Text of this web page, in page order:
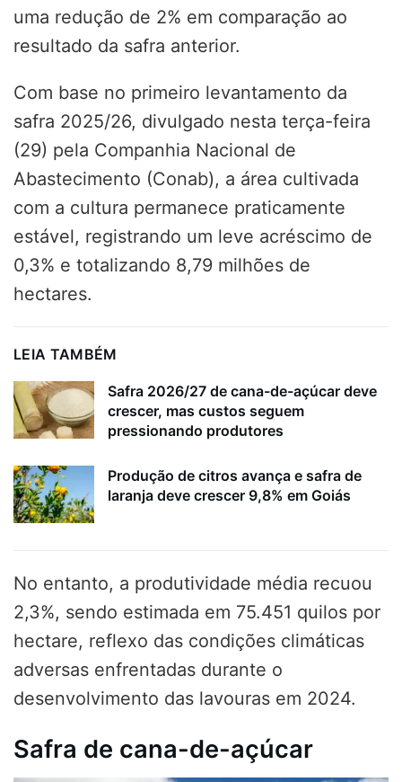
uma redução de 2% em comparação ao
resultado da safra anterior.
Com base no primeiro levantamento da
safra 2025/26, divulgado nesta terça-feira
(29) pela Companhia Nacional de
Abastecimento (Conab), a área cultivada
com a cultura permanece praticamente
estável, registrando um leve acréscimo de
0,3% e totalizando 8,79 milhões de
hectares.
LEIA TAMBÉM
Safra 2026/27 de cana-de-açúcar deve
crescer, mas custos seguem
pressionando produtores
Produção de citros avança e safra de
laranja deve crescer 9,8% em Goiás
No entanto, a produtividade média recuou
2,3%, sendo estimada em 75.451 quilos por
hectare, reflexo das condições climáticas
adversas enfrentadas durante o
desenvolvimento das lavouras em 2024.
Safra de cana-de-açúcar